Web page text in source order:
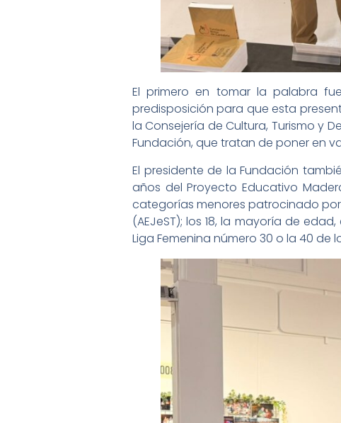
El primero en tomar la palabra
predisposición para que esta
la Consejería de Cultura, Turismo y
Fundación, que tratan de poner en
El presidente de la Fundación
años del Proyecto Educativo
categorías menores patrocinado por
(AEJeST); los 18, la mayoría de
Liga Femenina número 30 o la 40 de